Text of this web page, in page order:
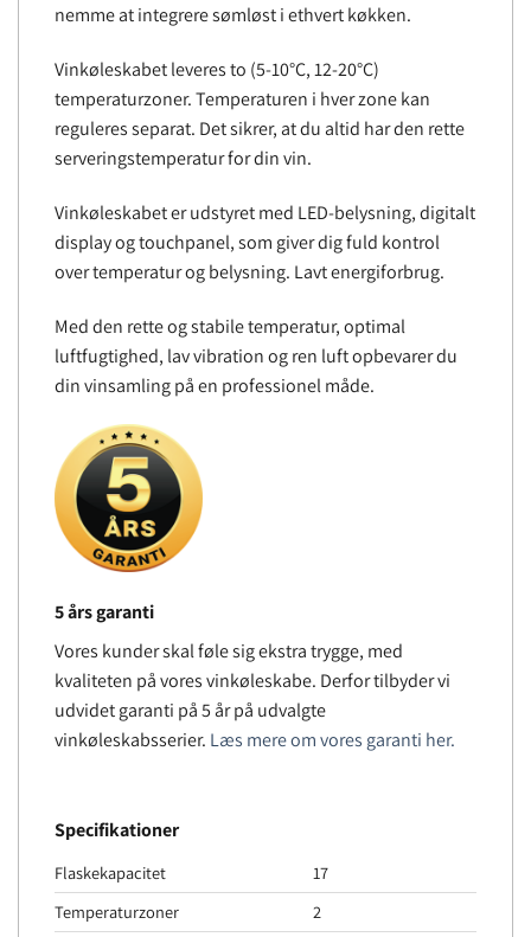
nemme at integrere sømløst i ethvert køkken.
Vinkøleskabet leveres to (5-10°C, 12-20°C)
temperaturzoner. Temperaturen i hver zone kan
reguleres separat. Det sikrer, at du altid har den rette
serveringstemperatur for din vin.
Vinkøleskabet er udstyret med LED-belysning, digitalt
display og touchpanel, som giver dig fuld kontrol
over temperatur og belysning. Lavt energiforbrug.
Med den rette og stabile temperatur, optimal
luftfugtighed, lav vibration og ren luft opbevarer du
din vinsamling på en professionel måde.
5 års garanti
Vores kunder skal føle sig ekstra trygge, med
kvaliteten på vores vinkøleskabe. Derfor tilbyder vi
udvidet garanti på 5 år på udvalgte
vinkøleskabsserier. Læs mere om vores garanti her.
Specifikationer
Flaskekapacitet
17
Temperaturzoner
2